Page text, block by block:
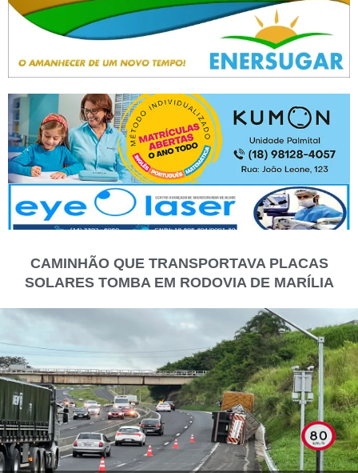
CAMINHÃO QUE TRANSPORTAVA PLACAS
SOLARES TOMBA EM RODOVIA DE MARÍLIA